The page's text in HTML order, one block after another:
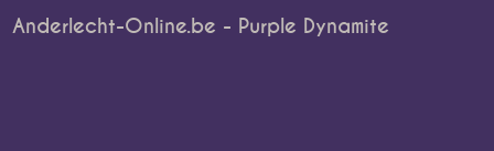
Anderlecht-Online.be - Purple Dynamite